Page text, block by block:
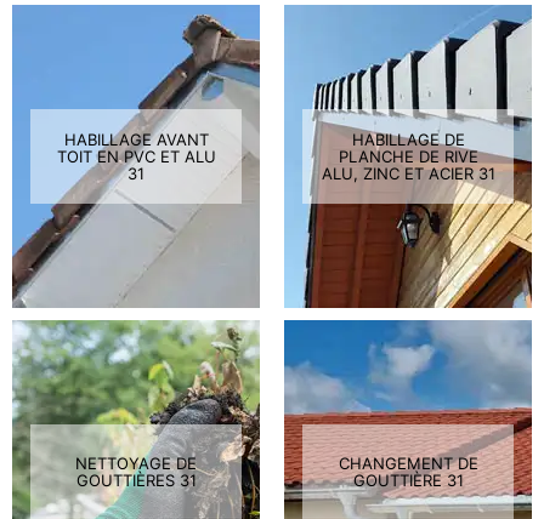
HABILLAGE AVANT
TOIT EN PVC ET ALU
31
HABILLAGE DE
PLANCHE DE RIVE
ALU, ZINC ET ACIER 31
NETTOYAGE DE
GOUTTIÈRES 31
CHANGEMENT DE
GOUTTIÈRE 31